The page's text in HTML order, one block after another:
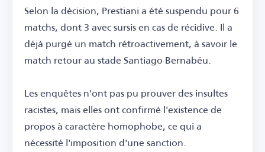
Selon la décision, Prestiani a été suspendu pour 6
matchs, dont 3 avec sursis en cas de récidive. Il a
déjà purgé un match rétroactivement, à savoir le
match retour au stade Santiago Bernabéu.
Les enquêtes n'ont pas pu prouver des insultes
racistes, mais elles ont confirmé l'existence de
propos à caractère homophobe, ce qui a
nécessité l'imposition d'une sanction.